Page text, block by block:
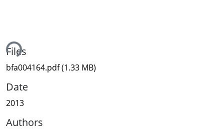
Files
bfa004164.pdf(1.33 MB)
Date
2013
Authors